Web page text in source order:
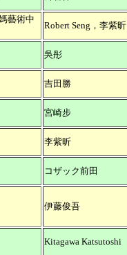
藝術中
Robert Seng，李紫昕
吳彤
吉田勝
宮崎步
李紫昕
コザック前田
伊藤俊吾
Kitagawa Katsutoshi